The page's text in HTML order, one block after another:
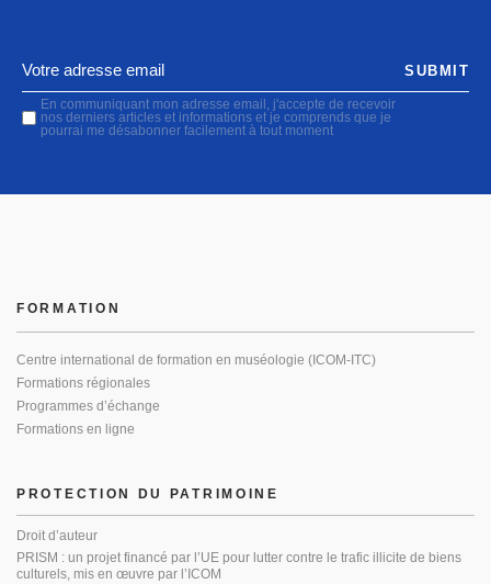
En communiquant mon adresse email, j'accepte de recevoir
nos derniers articles et informations et je comprends que je
pourrai me désabonner facilement à tout moment
SUBMIT
PROTECTION DU PATRIMOINE
Droit d’auteur
PRISM : un projet financé par l’UE pour lutter contre le trafic illicite de biens
culturels, mis en œuvre par l’ICOM
FORMATION
Centre international de formation en muséologie (ICOM-ITC)
Formations régionales
Programmes d’échange
Formations en ligne